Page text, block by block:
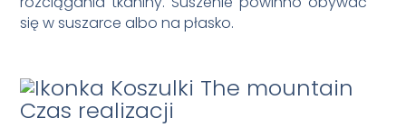
się w suszarce albo na płasko.
Czas realizacji